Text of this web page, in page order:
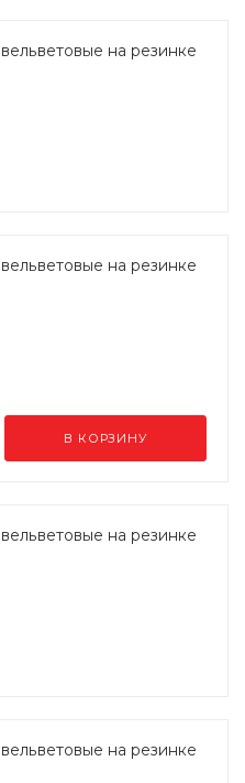
на резинке
на резинке
В КОРЗИНУ
на резинке
на резинке